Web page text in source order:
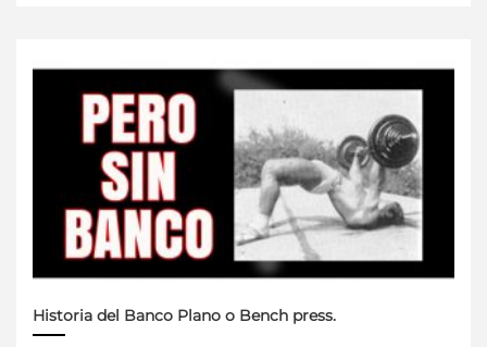
Historia del Banco Plano o Bench press.